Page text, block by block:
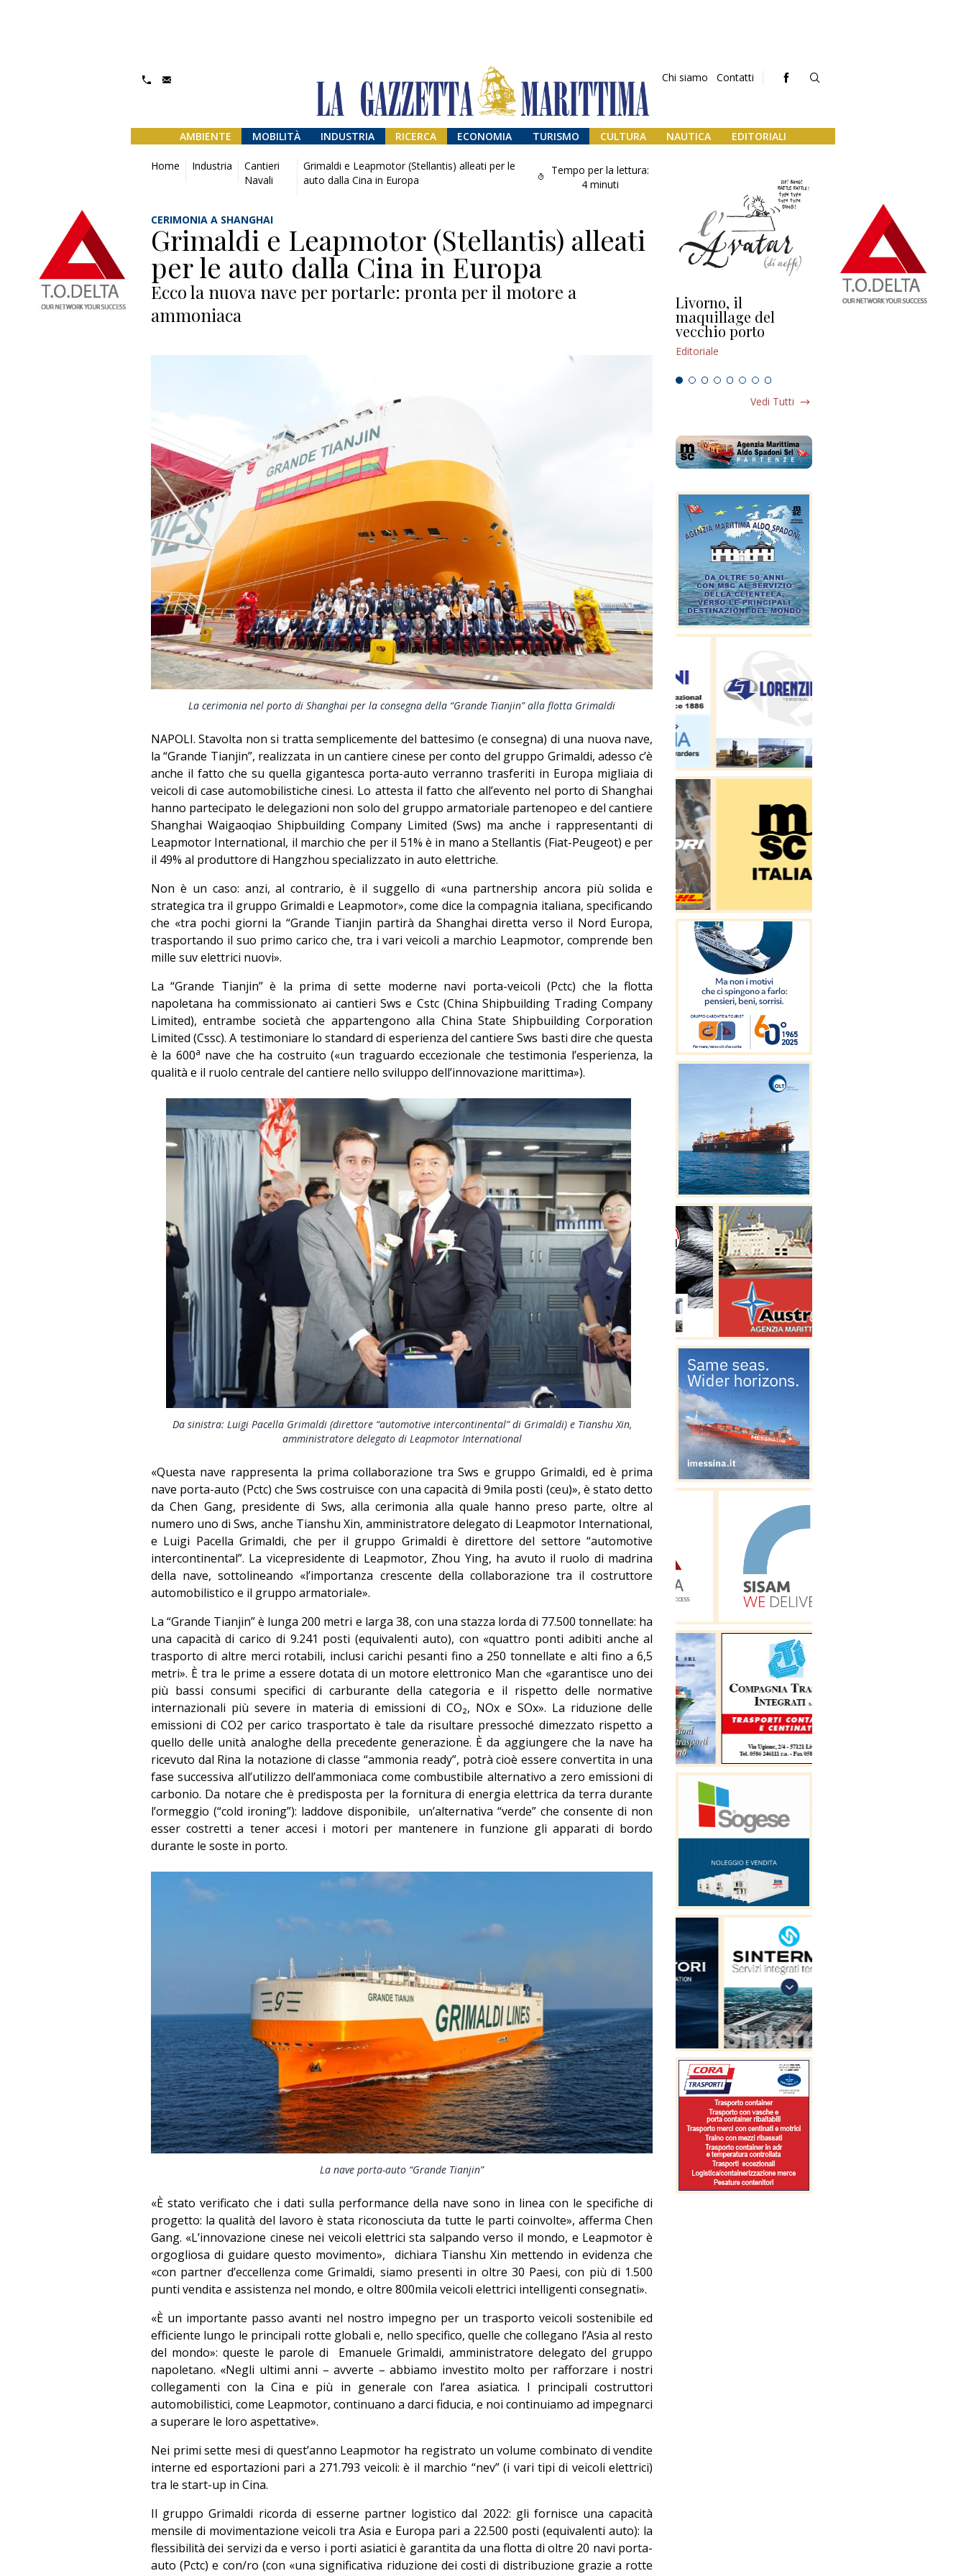
Chi siamo Contatti
AMBIENTE MOBILITÀ INDUSTRIA RICERCA ECONOMIA TURISMO CULTURA NAUTICA EDITORIALI
Home Industria
Cantieri
Navali
Grimaldi e Leapmotor (Stellantis) alleati per le
auto dalla Cina in Europa
Tempo per la lettura:
4 minuti
CERIMONIA A SHANGHAI
Grimaldi e Leapmotor (Stellantis) alleati
per le auto dalla Cina in Europa
Ecco la nuova nave per portarle: pronta per il motore a
ammoniaca
La cerimonia nel porto di Shanghai per la consegna della “Grande Tianjin” alla flotta Grimaldi
NAPOLI. Stavolta non si tratta semplicemente del battesimo (e consegna) di una nuova nave,
la “Grande Tianjin”, realizzata in un cantiere cinese per conto del gruppo Grimaldi, adesso c’è
anche il fatto che su quella gigantesca porta-auto verranno trasferiti in Europa migliaia di
veicoli di case automobilistiche cinesi. Lo attesta il fatto che all’evento nel porto di Shanghai
hanno partecipato le delegazioni non solo del gruppo armatoriale partenopeo e del cantiere
Shanghai Waigaoqiao Shipbuilding Company Limited (Sws) ma anche i rappresentanti di
Leapmotor International, il marchio che per il 51% è in mano a Stellantis (Fiat-Peugeot) e per
il 49% al produttore di Hangzhou specializzato in auto elettriche.
Non è un caso: anzi, al contrario, è il suggello di «una partnership ancora più solida e
strategica tra il gruppo Grimaldi e Leapmotor», come dice la compagnia italiana, specificando
che «tra pochi giorni la “Grande Tianjin partirà da Shanghai diretta verso il Nord Europa,
trasportando il suo primo carico che, tra i vari veicoli a marchio Leapmotor, comprende ben
mille suv elettrici nuovi».
La “Grande Tianjin” è la prima di sette moderne navi porta-veicoli (Pctc) che la flotta
napoletana ha commissionato ai cantieri Sws e Cstc (China Shipbuilding Trading Company
Limited), entrambe società che appartengono alla China State Shipbuilding Corporation
Limited (Cssc). A testimoniare lo standard di esperienza del cantiere Sws basti dire che questa
è la 600a nave che ha costruito («un traguardo eccezionale che testimonia l’esperienza, la
qualità e il ruolo centrale del cantiere nello sviluppo dell’innovazione marittima»).
Da sinistra: Luigi Pacella Grimaldi (direttore “automotive intercontinental” di Grimaldi) e Tianshu Xin,
amministratore delegato di Leapmotor International
«Questa nave rappresenta la prima collaborazione tra Sws e gruppo Grimaldi, ed è prima
nave porta-auto (Pctc) che Sws costruisce con una capacità di 9mila posti (ceu)», è stato detto
da Chen Gang, presidente di Sws, alla cerimonia alla quale hanno preso parte, oltre al
numero uno di Sws, anche Tianshu Xin, amministratore delegato di Leapmotor International,
e Luigi Pacella Grimaldi, che per il gruppo Grimaldi è direttore del settore “automotive
intercontinental”. La vicepresidente di Leapmotor, Zhou Ying, ha avuto il ruolo di madrina
della nave, sottolineando «l’importanza crescente della collaborazione tra il costruttore
automobilistico e il gruppo armatoriale».
La “Grande Tianjin” è lunga 200 metri e larga 38, con una stazza lorda di 77.500 tonnellate: ha
una capacità di carico di 9.241 posti (equivalenti auto), con «quattro ponti adibiti anche al
trasporto di altre merci rotabili, inclusi carichi pesanti fino a 250 tonnellate e alti fino a 6,5
metri». È tra le prime a essere dotata di un motore elettronico Man che «garantisce uno dei
più bassi consumi specifici di carburante della categoria e il rispetto delle normative
internazionali più severe in materia di emissioni di CO₂, NOx e SOx». La riduzione delle
emissioni di CO2 per carico trasportato è tale da risultare pressoché dimezzato rispetto a
quello delle unità analoghe della precedente generazione. È da aggiungere che la nave ha
ricevuto dal Rina la notazione di classe “ammonia ready”, potrà cioè essere convertita in una
fase successiva all’utilizzo dell’ammoniaca come combustibile alternativo a zero emissioni di
carbonio. Da notare che è predisposta per la fornitura di energia elettrica da terra durante
l’ormeggio (“cold ironing”): laddove disponibile, un’alternativa “verde” che consente di non
esser costretti a tener accesi i motori per mantenere in funzione gli apparati di bordo
durante le soste in porto.
La nave porta-auto “Grande Tianjin”
«È stato verificato che i dati sulla performance della nave sono in linea con le specifiche di
progetto: la qualità del lavoro è stata riconosciuta da tutte le parti coinvolte», afferma Chen
Gang. «L’innovazione cinese nei veicoli elettrici sta salpando verso il mondo, e Leapmotor è
orgogliosa di guidare questo movimento», dichiara Tianshu Xin mettendo in evidenza che
«con partner d’eccellenza come Grimaldi, siamo presenti in oltre 30 Paesi, con più di 1.500
punti vendita e assistenza nel mondo, e oltre 800mila veicoli elettrici intelligenti consegnati».
«È un importante passo avanti nel nostro impegno per un trasporto veicoli sostenibile ed
efficiente lungo le principali rotte globali e, nello specifico, quelle che collegano l’Asia al resto
del mondo»: queste le parole di Emanuele Grimaldi, amministratore delegato del gruppo
napoletano. «Negli ultimi anni – avverte – abbiamo investito molto per rafforzare i nostri
collegamenti con la Cina e più in generale con l’area asiatica. I principali costruttori
automobilistici, come Leapmotor, continuano a darci fiducia, e noi continuiamo ad impegnarci
a superare le loro aspettative».
Nei primi sette mesi di quest’anno Leapmotor ha registrato un volume combinato di vendite
interne ed esportazioni pari a 271.793 veicoli: è il marchio “nev” (i vari tipi di veicoli elettrici)
tra le start-up in Cina.
Il gruppo Grimaldi ricorda di esserne partner logistico dal 2022: gli fornisce una capacità
mensile di movimentazione veicoli tra Asia e Europa pari a 22.500 posti (equivalenti auto): la
flessibilità dei servizi da e verso i porti asiatici è garantita da una flotta di oltre 20 navi porta-
auto (Pctc) e con/ro (con «una significativa riduzione dei costi di distribuzione grazie a rotte
Addio amico Livorno, il
maquillage del
vecchio porto
Editoriale
L’uscita di scena di
Vedi Tutti